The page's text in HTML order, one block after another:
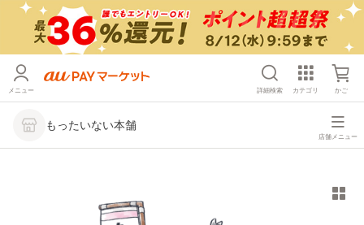
メニュー 詳細検索 カテゴリ かご
もったいない本舗
店舗メニュー